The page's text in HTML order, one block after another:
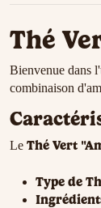
Thé
Bienvenue dans
combinaison
Le Thé Vert
Type de